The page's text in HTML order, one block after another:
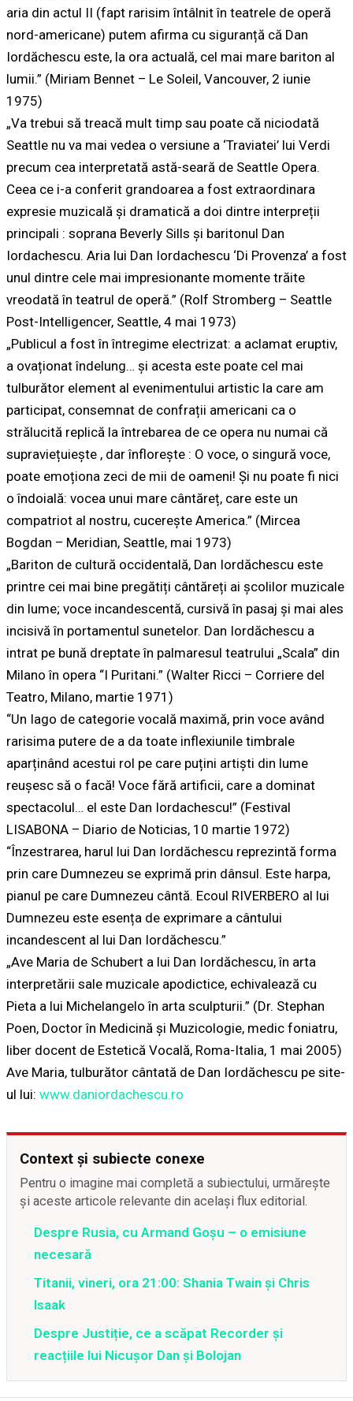
aria din actul II (fapt rarisim întâlnit în teatrele de operă
nord-americane) putem afirma cu siguranță că Dan
Iordăchescu este, la ora actuală, cel mai mare bariton al
lumii.” (Miriam Bennet – Le Soleil, Vancouver, 2 iunie
1975)
„Va trebui să treacă mult timp sau poate că niciodată
Seattle nu va mai vedea o versiune a ‘Traviatei’ lui Verdi
precum cea interpretată astă-seară de Seattle Opera.
Ceea ce i-a conferit grandoarea a fost extraordinara
expresie muzicală și dramatică a doi dintre interpreții
principali : soprana Beverly Sills și baritonul Dan
Iordachescu. Aria lui Dan Iordachescu ‘Di Provenza’ a fost
unul dintre cele mai impresionante momente trăite
vreodată în teatrul de operă.” (Rolf Stromberg – Seattle
Post-Intelligencer, Seattle, 4 mai 1973)
„Publicul a fost în întregime electrizat: a aclamat eruptiv,
a ovaționat îndelung… și acesta este poate cel mai
tulburător element al evenimentului artistic la care am
participat, consemnat de confrații americani ca o
strălucită replică la întrebarea de ce opera nu numai că
supraviețuiește , dar înflorește : O voce, o singură voce,
poate emoționa zeci de mii de oameni! Și nu poate fi nici
o îndoială: vocea unui mare cântăreț, care este un
compatriot al nostru, cucerește America.” (Mircea
Bogdan – Meridian, Seattle, mai 1973)
„Bariton de cultură occidentală, Dan Iordăchescu este
printre cei mai bine pregătiți cântăreți ai școlilor muzicale
din lume; voce incandescentă, cursivă în pasaj și mai ales
incisivă în portamentul sunetelor. Dan Iordăchescu a
intrat pe bună dreptate în palmaresul teatrului „Scala” din
Milano în opera “I Puritani.” (Walter Ricci – Corriere del
Teatro, Milano, martie 1971)
“Un Iago de categorie vocală maximă, prin voce având
rarisima putere de a da toate inflexiunile timbrale
aparținând acestui rol pe care puțini artiști din lume
reușesc să o facă! Voce fără artificii, care a dominat
spectacolul… el este Dan Iordachescu!” (Festival
LISABONA – Diario de Noticias, 10 martie 1972)
“Înzestrarea, harul lui Dan Iordăchescu reprezintă forma
prin care Dumnezeu se exprimă prin dânsul. Este harpa,
pianul pe care Dumnezeu cântă. Ecoul RIVERBERO al lui
Dumnezeu este esența de exprimare a cântului
incandescent al lui Dan Iordăchescu.”
„Ave Maria de Schubert a lui Dan Iordăchescu, în arta
interpretării sale muzicale apodictice, echivalează cu
Pieta a lui Michelangelo în arta sculpturii.” (Dr. Stephan
Poen, Doctor în Medicină şi Muzicologie, medic foniatru,
liber docent de Estetică Vocală, Roma-Italia, 1 mai 2005)
Ave Maria, tulburător cântată de Dan Iordăchescu pe site-
ul lui: www.daniordachescu.ro
Context și subiecte conexe
Pentru o imagine mai completă a subiectului, urmărește
și aceste articole relevante din același flux editorial.
Despre Rusia, cu Armand Goșu – o emisiune
necesară
Titanii, vineri, ora 21:00: Shania Twain și Chris
Isaak
Despre Justiție, ce a scăpat Recorder și
reacțiile lui Nicușor Dan și Bolojan